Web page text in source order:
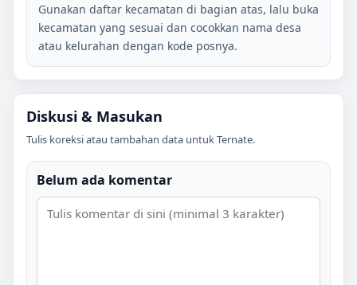
Gunakan daftar kecamatan di bagian atas, lalu buka
kecamatan yang sesuai dan cocokkan nama desa
atau kelurahan dengan kode posnya.
Diskusi & Masukan
Tulis koreksi atau tambahan data untukTernate.
Belum ada komentar